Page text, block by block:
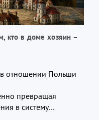
кто в доме хозяин –
в отношении Польши
превращая
в систему